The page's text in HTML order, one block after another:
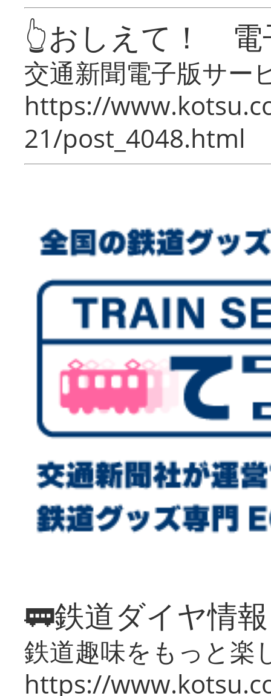
👆おしえて！ 電
交通新聞電子版サー
https://
21/post_4048.html
🚃鉄道ダイヤ情
鉄道趣味をもっと楽
https://